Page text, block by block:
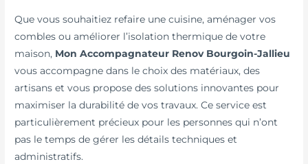
Que vous souhaitiez refaire une cuisine, aménager vos
combles ou améliorer l’isolation thermique de votre
maison, Mon Accompagnateur Renov Bourgoin-Jallieu
vous accompagne dans le choix des matériaux, des
artisans et vous propose des solutions innovantes pour
maximiser la durabilité de vos travaux. Ce service est
particulièrement précieux pour les personnes qui n’ont
pas le temps de gérer les détails techniques et
administratifs.